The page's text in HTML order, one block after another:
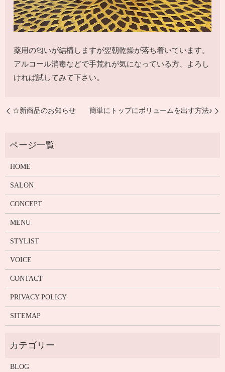
薬用の匂いが結構しますが翌朝乾燥が落ち着いています。
アルコール消毒などで手荒れが気になっている方、よろし
ければ試してみて下さい。
☆新商品のお知らせ 簡単にトップにボリュームを出す方法♪
HOME
SALON
CONCEPT
MENU
STYLIST
VOICE
CONTACT
PRIVACY POLICY
SITEMAP
BLOG